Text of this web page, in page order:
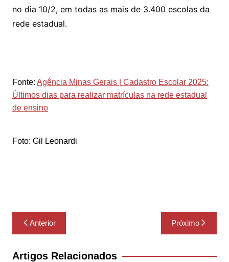
no dia 10/2, em todas as mais de 3.400 escolas da
rede estadual.
Fonte: Agência Minas Gerais | Cadastro Escolar 2025:
Últimos dias para realizar matrículas na rede estadual
de ensino
Foto: Gil Leonardi
Navegação
de
Post
Anterior Próximo
Artigos Relacionados